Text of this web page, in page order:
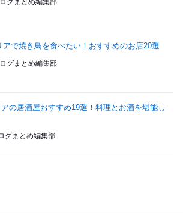
グまとめ編集部
アで焼き鳥を食べたい！おすすめのお店20選
グまとめ編集部
の居酒屋おすすめ19選！料理とお酒を堪能し
グまとめ編集部